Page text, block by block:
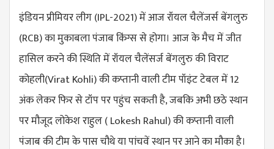
इंडियन प्रीमियर लीग (IPL-2021) में आज रॉयल चैलेंजर्स बेंगलुरु
(RCB) का मुकाबला पंजाब किंग्स से होगा। आज के मैच में जीत
हासिल करने की स्थिति में रॉयल चैलेंसर्ज बेंगलुरु की विराट
कोहली(Virat Kohli) की कप्तानी वाली टीम पॉइंट टेबल में 12
अंक लेकर फिर से टॉप पर पहुंच सकती है, जबकि अभी छठे स्थान
पर मौजूद लोकेश राहुल ( Lokesh Rahul) की कप्तानी वाली
पंजाब की टीम के पास चौथे या पांचवें स्थान पर आने का मौका है।